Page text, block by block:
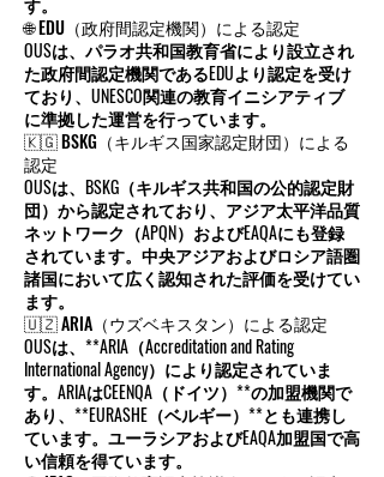
🌐 EDU（政府間認定機関）による認定
OUSは、パラオ共和国教育省により設立され
た政府間認定機関であるEDUより認定を受け
ており、UNESCO関連の教育イニシアティブ
に準拠した運営を行っています。
🇰🇬 BSKG（キルギス国家認定財団）による
認定
OUSは、BSKG（キルギス共和国の公的認定財
団）から認定されており、アジア太平洋品質
ネットワーク（APQN）およびEAQAにも登録
されています。中央アジアおよびロシア語圏
諸国において広く認知された評価を受けてい
ます。
🇺🇿 ARIA（ウズベキスタン）による認定
OUSは、**ARIA（Accreditation and Rating
International Agency）により認定されていま
す。ARIAはCEENQA（ドイツ）**の加盟機関で
あり、**EURASHE（ベルギー）**とも連携し
ています。ユーラシアおよびEAQA加盟国で高
い信頼を得ています。